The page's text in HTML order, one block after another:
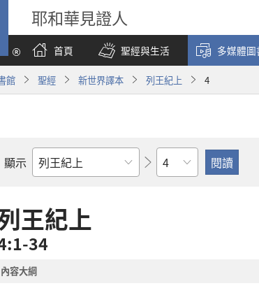
耶和華見證人
首頁
聖經與生活 多媒體圖
館 聖經 新世界譯本 列王紀上 4
顯示
聖
經
卷
章
王紀上
34
內容大綱